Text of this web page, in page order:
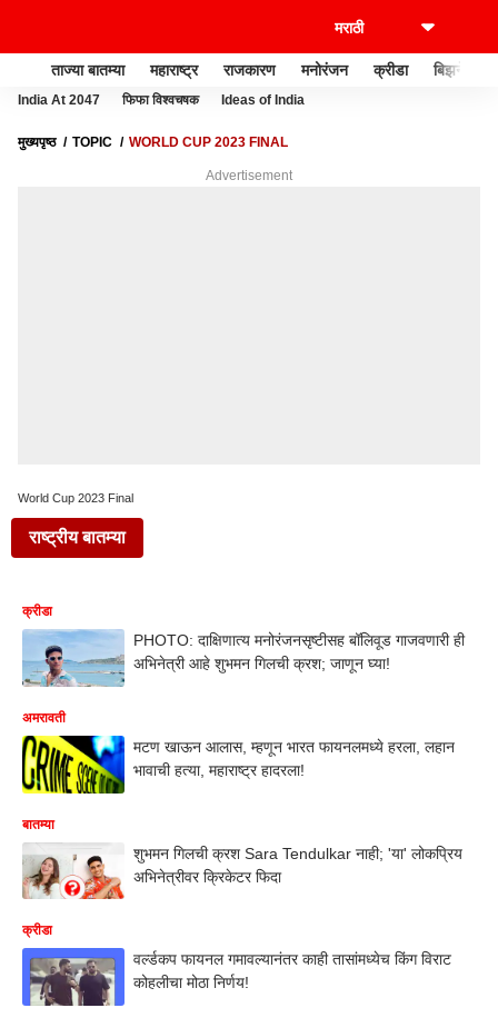
ताज्या बातम्या महाराष्ट्र राजकारण मनोरंजन क्रीडा बिझनेस
India At 2047 फिफा विश्वचषक Ideas of India
मुख्यपृष्ठ TOPIC WORLD CUP 2023 FINAL
Advertisement
World Cup 2023 Final
राष्ट्रीय बातम्या
क्रीडा
PHOTO: दाक्षिणात्य मनोरंजनसृष्टीसह बॉलिवूड गाजवणारी ही
अभिनेत्री आहे शुभमन गिलची क्रश; जाणून घ्या!
अमरावती
मटण खाऊन आलास, म्हणून भारत फायनलमध्ये हरला, लहान
भावाची हत्या, महाराष्ट्र हादरला!
बातम्या
शुभमन गिलची क्रश Sara Tendulkar नाही; 'या' लोकप्रिय
अभिनेत्रीवर क्रिकेटर फिदा
क्रीडा
वर्ल्डकप फायनल गमावल्यानंतर काही तासांमध्येच किंग विराट
कोहलीचा मोठा निर्णय!